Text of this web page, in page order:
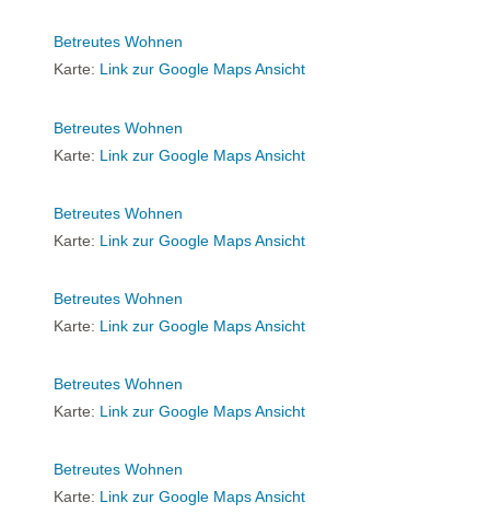
Betreutes Wohnen
Karte: Link zur Google Maps Ansicht
Betreutes Wohnen
Karte: Link zur Google Maps Ansicht
Betreutes Wohnen
Karte: Link zur Google Maps Ansicht
Betreutes Wohnen
Karte: Link zur Google Maps Ansicht
Betreutes Wohnen
Karte: Link zur Google Maps Ansicht
Betreutes Wohnen
Karte: Link zur Google Maps Ansicht